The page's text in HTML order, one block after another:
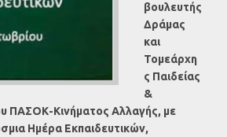
βουλευτής
Δράμας
και
Τομεάρχη
ς Παιδείας
&
ΠΑΣΟΚ-Κινήματος Αλλαγής, με
Ημέρα Εκπαιδευτικών,